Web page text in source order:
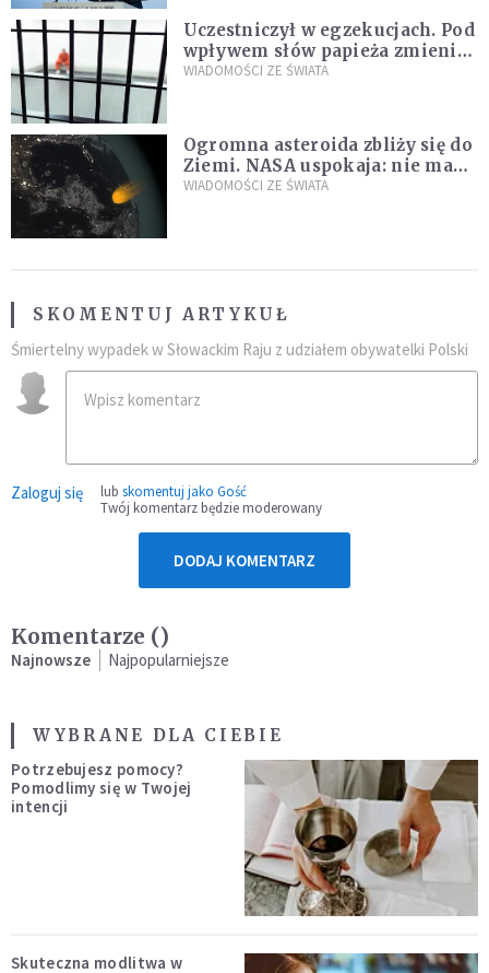
Uczestniczył w egzekucjach. Pod
wpływem słów papieża zmienił
zdanie
WIADOMOŚCI ZE ŚWIATA
Ogromna asteroida zbliży się do
Ziemi. NASA uspokaja: nie ma
zagrożenia
WIADOMOŚCI ZE ŚWIATA
SKOMENTUJ ARTYKUŁ
Śmiertelny wypadek w Słowackim Raju z udziałem obywatelki Polski
Zaloguj się lub skomentuj jako Gość
Twój komentarz będzie moderowany
DODAJ KOMENTARZ
Komentarze ()
Najnowsze Najpopularniejsze
WYBRANE DLA CIEBIE
Potrzebujesz pomocy?
Pomodlimy się w Twojej
intencji
Skuteczna modlitwa w